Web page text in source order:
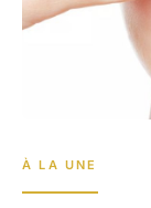
À LA UNE